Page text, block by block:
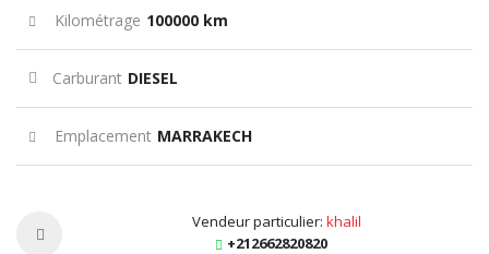
Kilométrage 100000 km
Carburant DIESEL
Emplacement MARRAKECH
Vendeur particulier: khalil
+212662820820